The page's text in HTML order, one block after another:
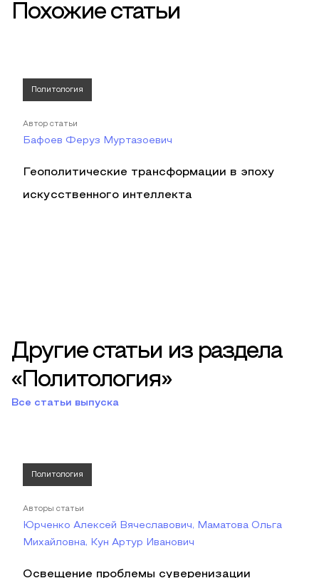
Похожие статьи
Политология
Автор статьи
Бафоев Феруз Муртазоевич
Геополитические трансформации в эпоху
искусственного интеллекта
Другие статьи из раздела
«Политология»
Все статьи выпуска
Политология
Авторы статьи
Юрченко Алексей Вячеславович, Маматова Ольга
Михайловна, Кун Артур Иванович
Освещение проблемы суверенизации